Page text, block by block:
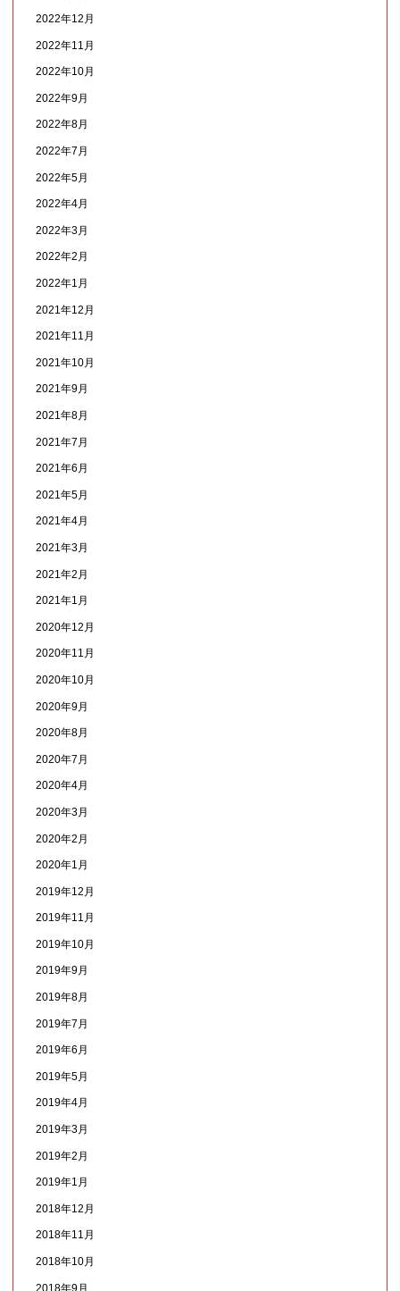
2022年12月
2022年11月
2022年10月
2022年9月
2022年8月
2022年7月
2022年5月
2022年4月
2022年3月
2022年2月
2022年1月
2021年12月
2021年11月
2021年10月
2021年9月
2021年8月
2021年7月
2021年6月
2021年5月
2021年4月
2021年3月
2021年2月
2021年1月
2020年12月
2020年11月
2020年10月
2020年9月
2020年8月
2020年7月
2020年4月
2020年3月
2020年2月
2020年1月
2019年12月
2019年11月
2019年10月
2019年9月
2019年8月
2019年7月
2019年6月
2019年5月
2019年4月
2019年3月
2019年2月
2019年1月
2018年12月
2018年11月
2018年10月
2018年9月